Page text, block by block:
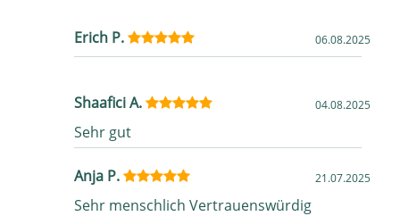
Erich P. 06.08.2025
Shaafici A. 04.08.2025
Sehr gut
Anja P. 21.07.2025
Sehr menschlich Vertrauenswürdig